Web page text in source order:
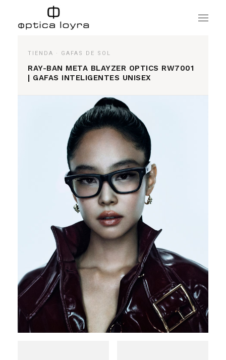
content
TIENDA · GAFAS DE SOL
RAY-BAN META BLAYZER OPTICS RW7001
| GAFAS INTELIGENTES UNISEX